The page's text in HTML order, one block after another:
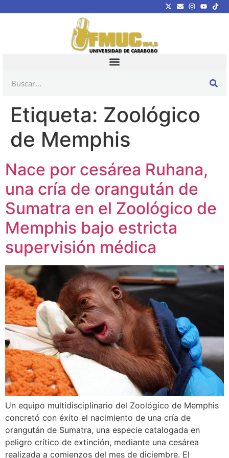
Etiqueta: Zoológico
de Memphis
Nace por cesárea Ruhana,
una cría de orangután de
Sumatra en el Zoológico de
Memphis bajo estricta
supervisión médica
Un equipo multidisciplinario del Zoológico de Memphis
concretó con éxito el nacimiento de una cría de
orangután de Sumatra, una especie catalogada en
peligro crítico de extinción, mediante una cesárea
realizada a comienzos del mes de diciembre. El